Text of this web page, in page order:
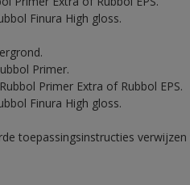
Finura High gloss.
Primer.
Primer Extra of Rubbol EPS.
Finura High gloss.
toepassingsinstructies